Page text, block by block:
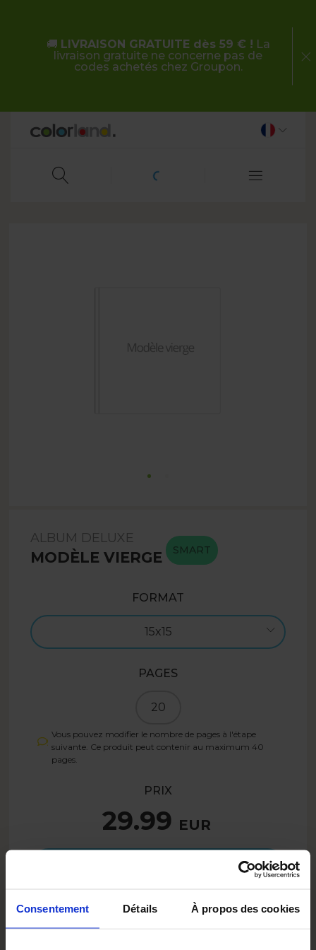
Consentement Détails À propos des cookies
🚚 LIVRAISON GRATUITE dès 59 € ! La
livraison gratuite ne concerne pas de
codes achetés chez Groupon.
ALBUM DELUXE
MODÈLE VIERGE SMART
FORMAT
15x15
PAGES
20
Vous pouvez modifier le nombre de pages à l'étape
suivante. Ce produit peut contenir au maximum 40
pages.
PRIX
29.99 EUR